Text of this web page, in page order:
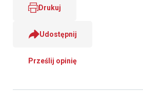
Drukuj
Udostępnij
Prześlij opinię